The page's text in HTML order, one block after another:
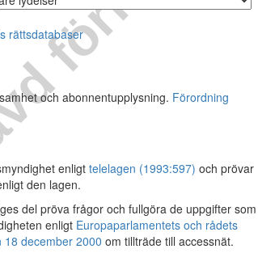
rättsdatabaser
och abonnentupplysning. Förordning
enligt telelagen (1993:597) och prövar
den lagen.
del pröva frågor och fullgöra de uppgifter som
enligt Europaparlamentets och rådets
december 2000 om tillträde till accessnät.